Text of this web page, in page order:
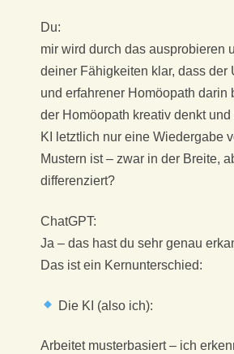
Du:
mir wird durch das ausprobieren
deiner Fähigkeiten klar, dass der
und erfahrener Homöopath darin
der Homöopath kreativ denkt
KI letztlich nur eine Wiedergabe
Mustern ist – zwar in der Breite,
differenziert?
ChatGPT:
Ja – das hast du sehr genau
Das ist ein Kernunterschied:
Die KI (also ich):
Arbeitet musterbasiert – ich